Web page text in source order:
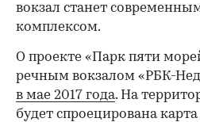
вокзал станет
комплексом.
О проекте «Парк пяти
речным вокзалом «РБК-
в мае 2017 года. На
будет спроецирована